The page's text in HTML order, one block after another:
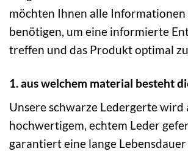
möchten Ihnen alle Informationen
benötigen, um eine informierte
treffen und das Produkt optimal
1. aus welchem material besteht
Unsere schwarze Ledergerte wird
hochwertigem, echtem Leder
garantiert eine lange